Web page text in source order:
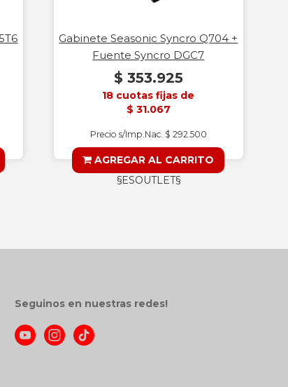
Gabinete Seasonic Syncro Q704 +
Fuente Syncro DGC7
$ 353.925
18 cuotas fijas de
$ 31.067
Precio s/Imp.Nac. $ 292.500
AGREGAR AL CARRITO
§ESOUTLET§
Seguinos en nuestras redes!